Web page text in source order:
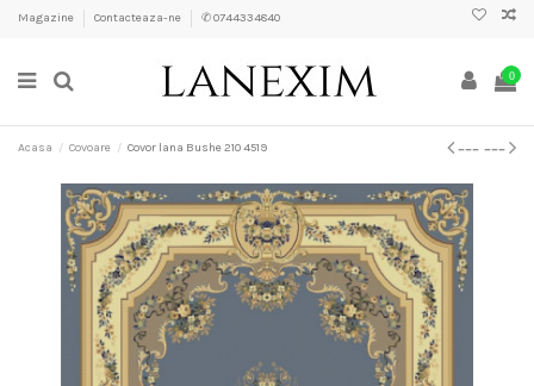
Magazine Contacteaza-ne ✆ 0744334840
0
Acasa Covoare Covor lana Bushe 210 4519